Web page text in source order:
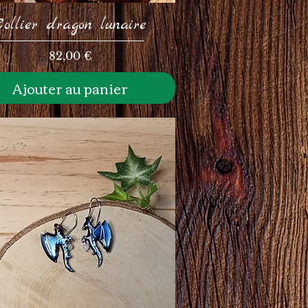
dragon lunaire
Prix
82,00 €
Ajouter au panier